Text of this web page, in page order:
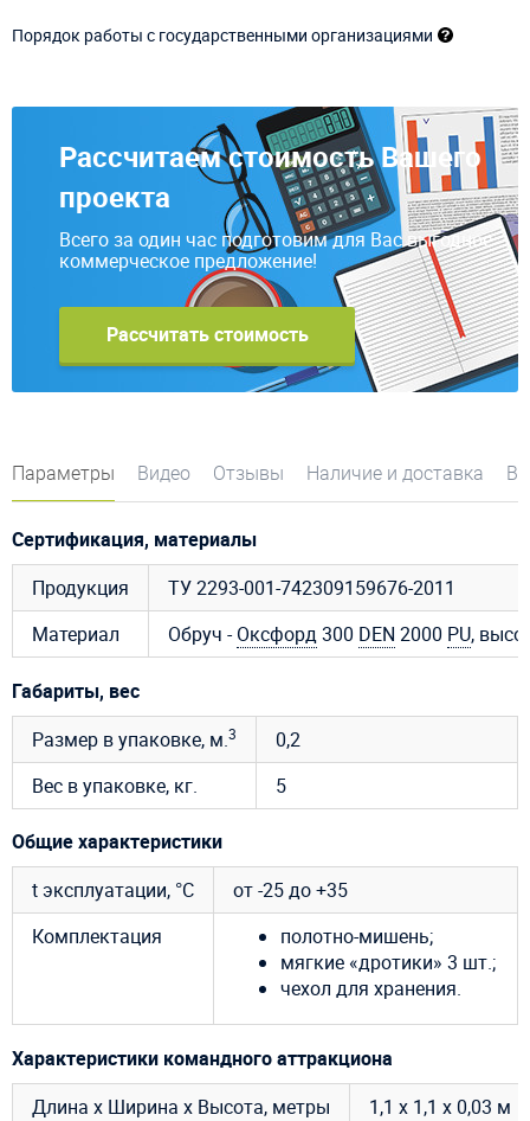
Порядок работы с государственными организациями
Рассчитаем стоимость Вашего
проекта
Всего за один час подготовим для Вас выгодное
коммерческое предложение!
Рассчитать стоимость
Параметры Видео Отзывы Наличие и доставка
Сертификация, материалы
Продукция
ТУ 2293-001-742309159676-2011
Материал
Обруч -Оксфорд300 DEN 2000 PU,
Габариты, вес
Размер в упаковке, м.3
0,2
Вес в упаковке, кг.
5
Общие характеристики
t эксплуатации, °C
от -25 до +35
Комплектация
полотно-мишень;
мягкие «дротики» 3 шт.;
чехол для хранения.
Характеристики командного аттракциона
Длина х Ширина х Высота, метры
1,1 х 1,1 х 0,03 м